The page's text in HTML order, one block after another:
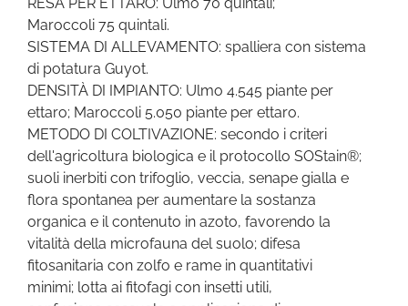
Maroccoli 75 quintali.
SISTEMA DI ALLEVAMENTO: spalliera con sistema
di potatura Guyot.
DENSITÀ DI IMPIANTO: Ulmo 4.545 piante per
ettaro; Maroccoli 5.050 piante per ettaro.
METODO DI COLTIVAZIONE: secondo i criteri
dell'agricoltura biologica e il protocollo SOStain®;
suoli inerbiti con trifoglio, veccia, senape gialla e
flora spontanea per aumentare la sostanza
organica e il contenuto in azoto, favorendo la
vitalità della microfauna del suolo; difesa
fitosanitaria con zolfo e rame in quantitativi
minimi; lotta ai fitofagi con insetti utili,